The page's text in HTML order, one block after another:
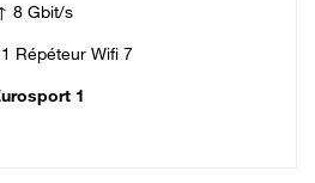
8 Gbit/s
Répéteur Wifi 7
1